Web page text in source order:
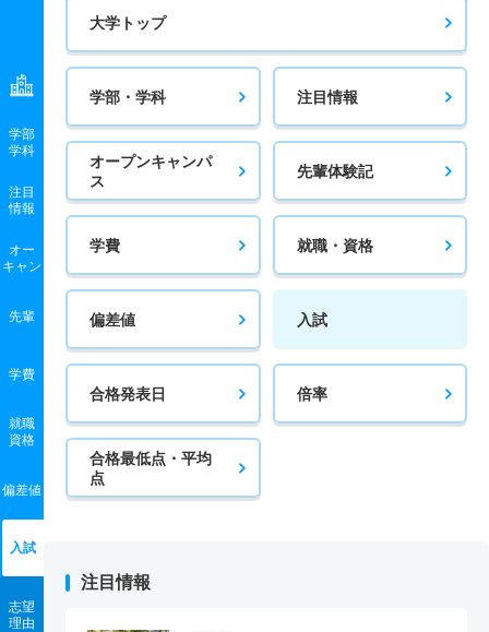
学部
学科
注目
情報
オー
キャン
先輩
学費
就職
資格
偏差値
入試
志望
理由
大学トップ
学部・学科 注目情報
オープンキャンパ
ス
先輩体験記
学費 就職・資格
偏差値 入試
合格発表日 倍率
合格最低点・平均
点
注目情報